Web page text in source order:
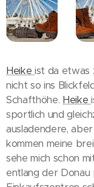
Heikeist da etwas
nicht so ins
Schafthöhe. Heike
sportlich und
ausladendere,
kommen meine
sehe mich schon
entlang der